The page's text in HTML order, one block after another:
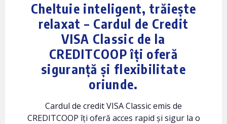
Cheltuie inteligent, trăiește
relaxat – Cardul de Credit
VISA Classic de la
CREDITCOOP îți oferă
siguranță și flexibilitate
oriunde.
Cardul de credit VISA Classic emis de
CREDITCOOP îți oferă acces rapid și sigur la o